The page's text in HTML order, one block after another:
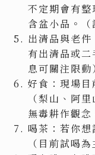
不定期會有
含盆小品。（
出清品與老
有出清品或
息可關注限動
好食：現場
（梨山、阿
無毒耕作觀念
喝茶：若你想
（目前試喝